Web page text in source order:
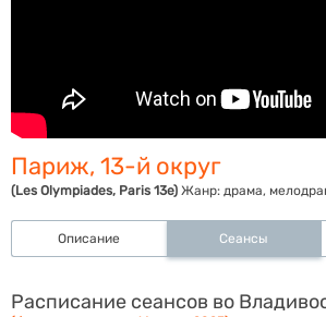
Париж, 13-й округ
(Les Olympiades, Paris 13e) Жанр: драма,
Описание Сеансы
Расписание сеансов во